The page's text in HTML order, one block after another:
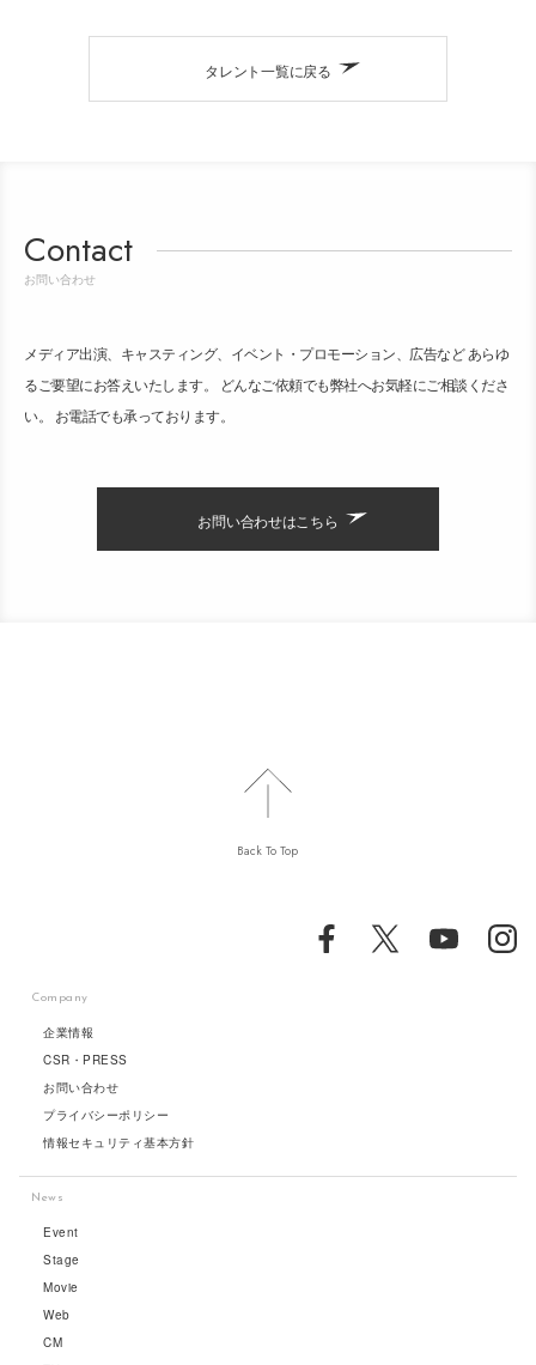
タレント一覧に戻る
Contact
お問い合わせ
メディア出演、キャスティング、イベント・プロモーション、広告など あらゆ
るご要望にお答えいたします。 どんなご依頼でも弊社へお気軽にご相談くださ
い。 お電話でも承っております。
お問い合わせはこちら
Back To Top
Company
企業情報
CSR・PRESS
お問い合わせ
プライバシーポリシー
情報セキュリティ基本方針
News
Event
Stage
Movie
Web
CM